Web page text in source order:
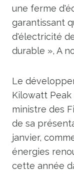
une ferme
garantissant
d'électricité
durable », A
Le
Kilowatt
ministre des
de sa
janvier,
énergies
cette année